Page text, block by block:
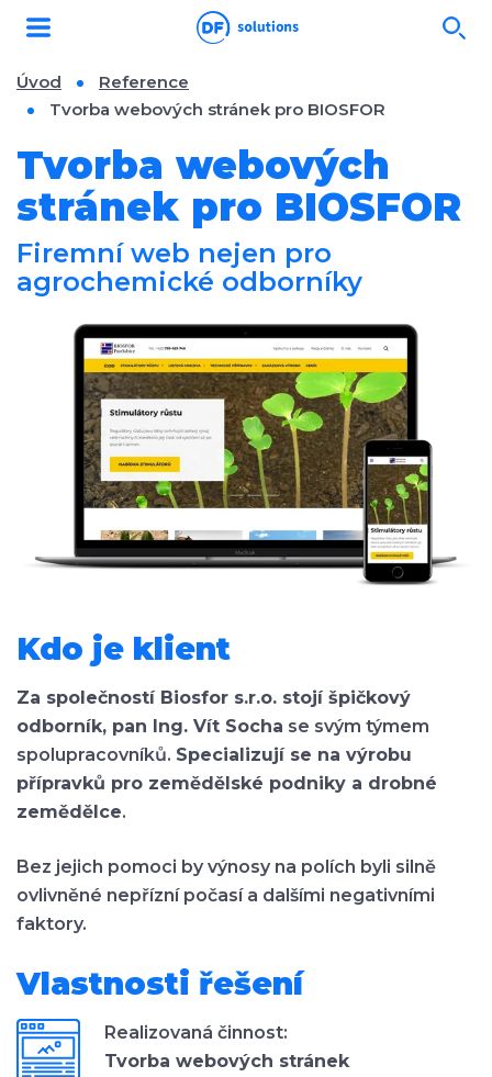
Úvod
Reference
Tvorba webových stránek pro BIOSFOR
Tvorba webových
stránek pro BIOSFOR
Firemní web nejen pro
agrochemické odborníky
Kdo je klient
Za společností Biosfor s.r.o. stojí špičkový
odborník, pan Ing. Vít Socha se svým týmem
spolupracovníků. Specializují se na výrobu
přípravků pro zemědělské podniky a drobné
zemědělce.
Bez jejich pomoci by výnosy na polích byli silně
ovlivněné nepřízní počasí a dalšími negativními
faktory.
Vlastnosti řešení
Realizovaná činnost:
Tvorba webových stránek